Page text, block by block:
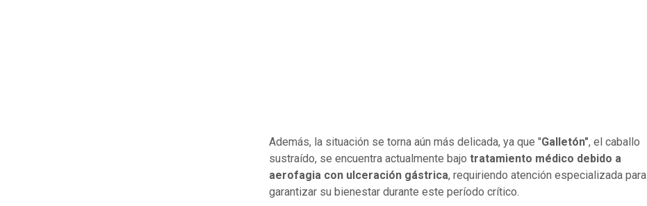
Además, la situación se torna aún más delicada, ya que "Galletón", el caballo
sustraído, se encuentra actualmente bajo tratamiento médico debido a
aerofagia con ulceración gástrica, requiriendo atención especializada para
garantizar su bienestar durante este período crítico.